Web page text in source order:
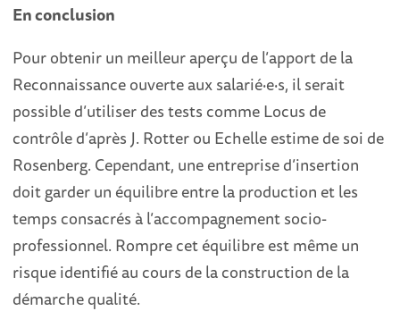
En conclusion
Pour obtenir un meilleur aperçu de l’apport de la
Reconnaissance ouverte aux salarié·e·s, il serait
possible d’utiliser des tests comme Locus de
contrôle d’après J. Rotter ou Echelle estime de soi de
Rosenberg. Cependant, une entreprise d’insertion
doit garder un équilibre entre la production et les
temps consacrés à l’accompagnement socio-
professionnel. Rompre cet équilibre est même un
risque identifié au cours de la construction de la
démarche qualité.